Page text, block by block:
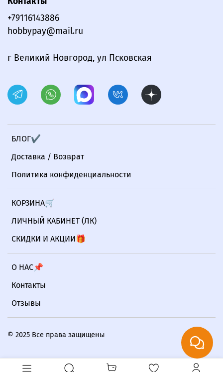
БЛОГ✔
Доставка / Возврат
Политика конфиденциальности
КОРЗИНА🛒
ЛИЧНЫЙ КАБИНЕТ (ЛК)
СКИДКИ И АКЦИИ🎁
О НАС📌
Контакты
Отзывы
+79116143886
hobbypay@mail.ru
г Великий Новгород, ул Псковская
© 2025 Все права защищены